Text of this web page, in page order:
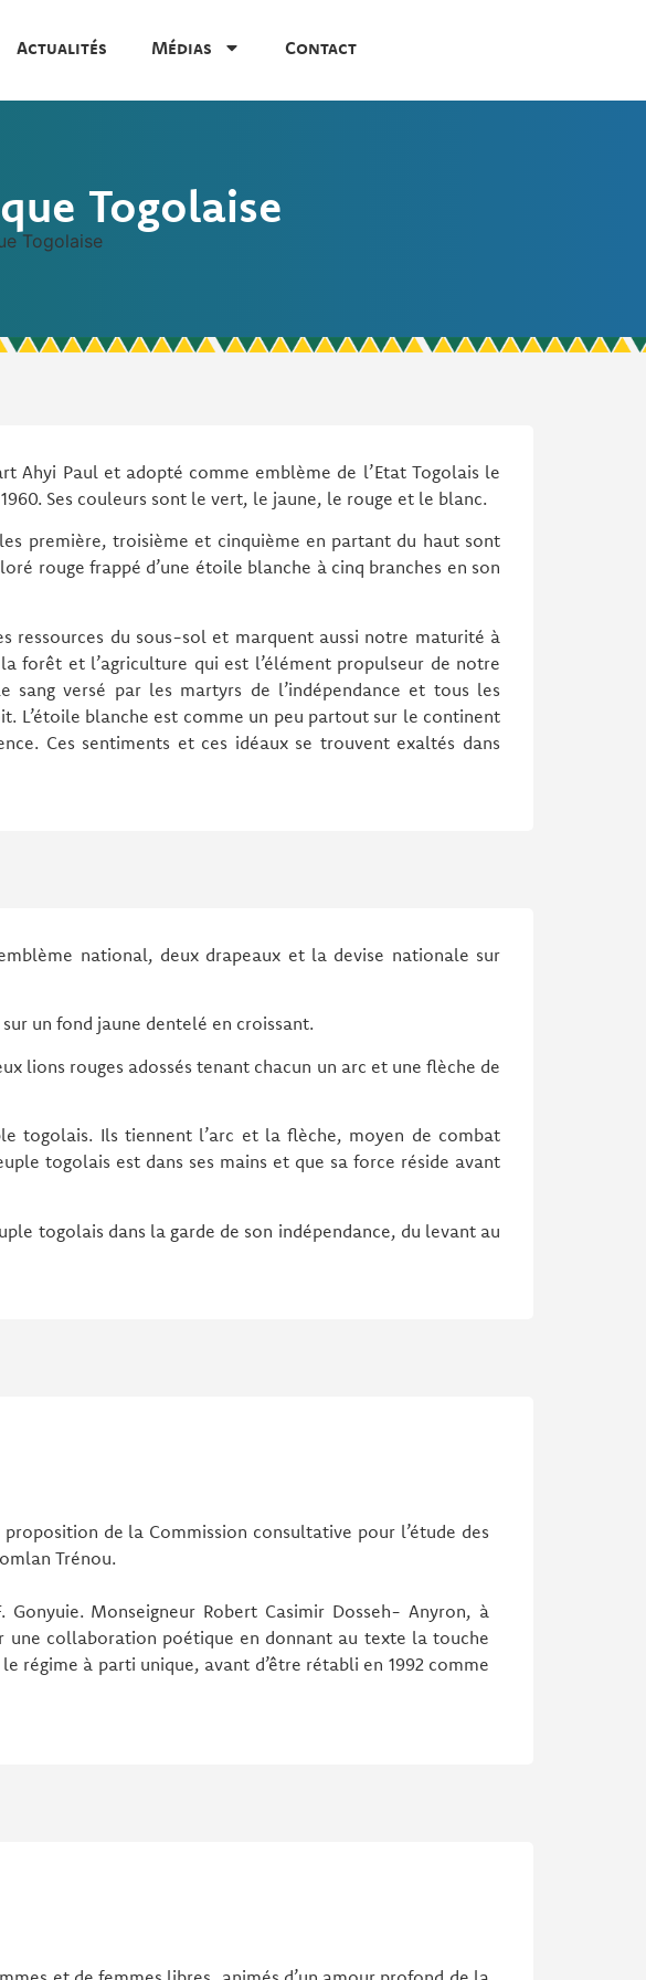
Actualités Médias Contact
Togolaise
Togolaise
Ahyi Paul et adopté comme emblème de l’Etat Togolais le
Ses couleurs sont le vert, le jaune, le rouge et le blanc.
première, troisième et cinquième en partant du haut sont
rouge frappé d’une étoile blanche à cinq branches en son
ressources du sous-sol et marquent aussi notre maturité à
forêt et l’agriculture qui est l’élément propulseur de notre
sang versé par les martyrs de l’indépendance et tous les
L’étoile blanche est comme un peu partout sur le continent
Ces sentiments et ces idéaux se trouvent exaltés dans
national, deux drapeaux et la devise nationale sur
un fond jaune dentelé en croissant.
lions rouges adossés tenant chacun un arc et une flèche de
togolais. Ils tiennent l’arc et la flèche, moyen de combat
togolais est dans ses mains et que sa force réside avant
togolais dans la garde de son indépendance, du levant au
de la Commission consultative pour l’étude des
Trénou.
Monseigneur Robert Casimir Dosseh- Anyron, à
une collaboration poétique en donnant au texte la touche
régime à parti unique, avant d’être rétabli en 1992 comme